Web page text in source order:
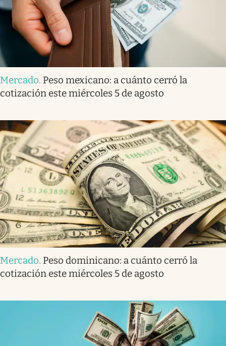
Mercado. Peso mexicano: a cuánto cerró la
cotización este miércoles 5 de agosto
Mercado. Peso dominicano: a cuánto cerró la
cotización este miércoles 5 de agosto